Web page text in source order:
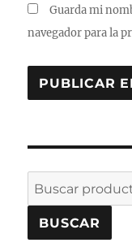
Guarda mi
navegador para la
Buscar
por:
BUSCAR